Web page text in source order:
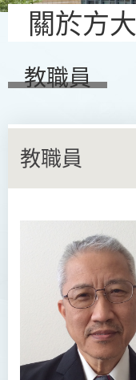
關於方大
教職員
教職員